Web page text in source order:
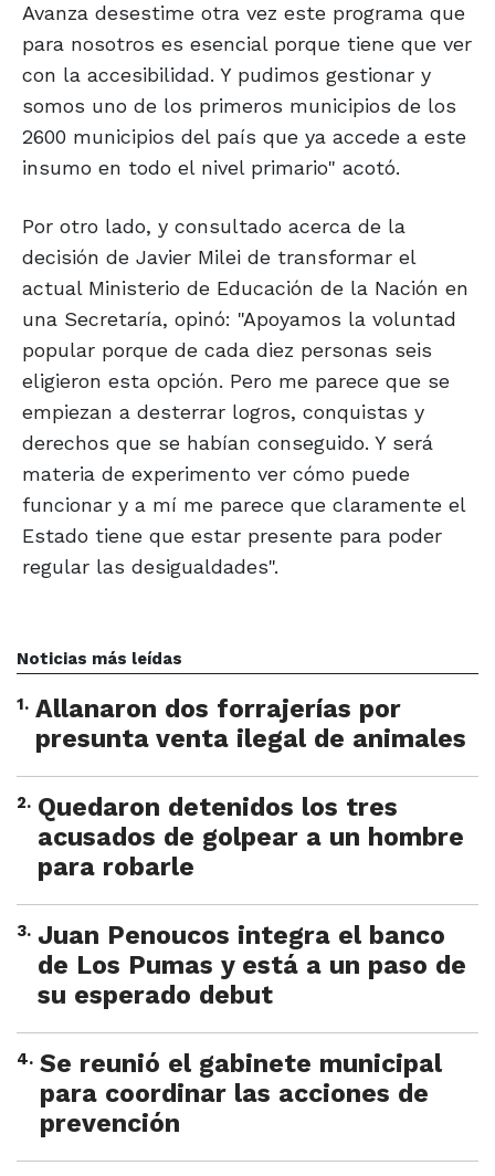
Avanza desestime otra vez este programa que
para nosotros es esencial porque tiene que ver
con la accesibilidad. Y pudimos gestionar y
somos uno de los primeros municipios de los
2600 municipios del país que ya accede a este
insumo en todo el nivel primario" acotó.
Por otro lado, y consultado acerca de la
decisión de Javier Milei de transformar el
actual Ministerio de Educación de la Nación en
una Secretaría, opinó: "Apoyamos la voluntad
popular porque de cada diez personas seis
eligieron esta opción. Pero me parece que se
empiezan a desterrar logros, conquistas y
derechos que se habían conseguido. Y será
materia de experimento ver cómo puede
funcionar y a mí me parece que claramente el
Estado tiene que estar presente para poder
regular las desigualdades".
Noticias más leídas
1. Allanaron dos forrajerías por
presunta venta ilegal de animales
2. Quedaron detenidos los tres
acusados de golpear a un hombre
para robarle
3. Juan Penoucos integra el banco
de Los Pumas y está a un paso de
su esperado debut
4. Se reunió el gabinete municipal
para coordinar las acciones de
prevención